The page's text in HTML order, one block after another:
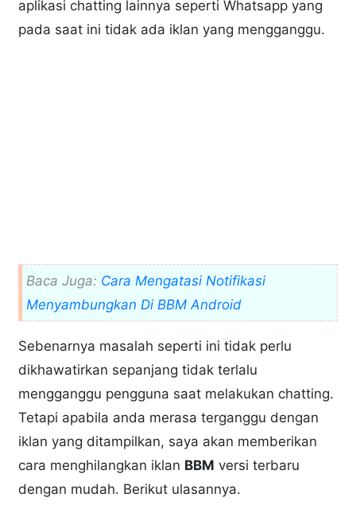
aplikasi chatting lainnya seperti Whatsapp yang
pada saat ini tidak ada iklan yang mengganggu.
Baca Juga: Cara Mengatasi Notifikasi
Menyambungkan Di BBM Android
Sebenarnya masalah seperti ini tidak perlu
dikhawatirkan sepanjang tidak terlalu
mengganggu pengguna saat melakukan chatting.
Tetapi apabila anda merasa terganggu dengan
iklan yang ditampilkan, saya akan memberikan
cara menghilangkan iklan BBM versi terbaru
dengan mudah. Berikut ulasannya.